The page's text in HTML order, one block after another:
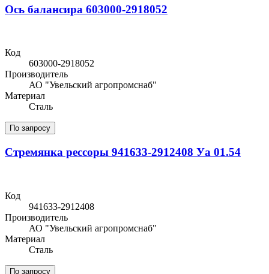
Ось балансира 603000-2918052
Код
603000-2918052
Производитель
АО "Увельский агропромснаб"
Материал
Сталь
По запросу
Стремянка рессоры 941633-2912408 Уа 01.54
Код
941633-2912408
Производитель
АО "Увельский агропромснаб"
Материал
Сталь
По запросу